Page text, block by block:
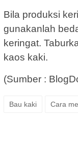
Bila produksi
gunakanlah
keringat.
kaos kaki.
(Sumber :
Bau kaki Cara